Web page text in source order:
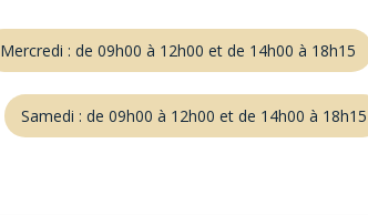
Mercredi : de 09h00 à 12h00 et de 14h00 à 18h15
Samedi : de 09h00 à 12h00 et de 14h00 à 18h15